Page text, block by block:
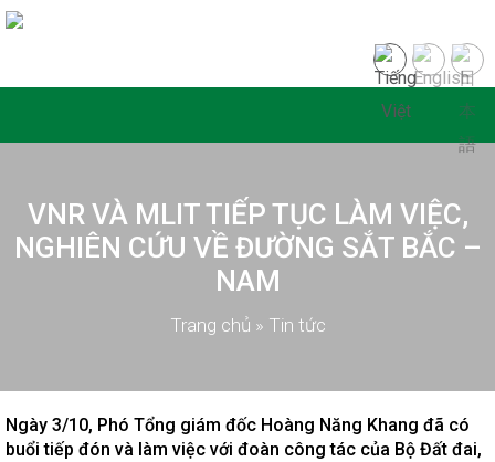
VNR VÀ MLIT TIẾP TỤC LÀM VIỆC,
NGHIÊN CỨU VỀ ĐƯỜNG SẮT BẮC –
NAM
Trang chủ » Tin tức
Ngày 3/10, Phó Tổng giám đốc Hoàng Năng Khang đã có
buổi tiếp đón và làm việc với đoàn công tác của Bộ Đất đai,